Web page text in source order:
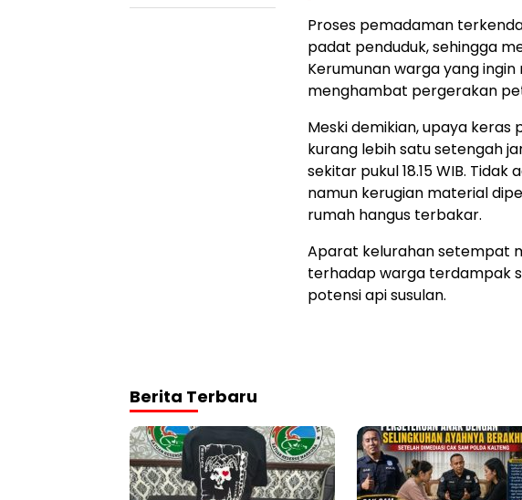
Proses pemadaman
padat penduduk, sehingga
Kerumunan warga yang
menghambat pergerakan
Meski demikian, upaya
kurang lebih satu setengah
sekitar pukul 18.15 WIB.
namun kerugian material
rumah hangus terbakar.
Aparat kelurahan setempat
terhadap warga terdampak
potensi api susulan.
Berita Terbaru